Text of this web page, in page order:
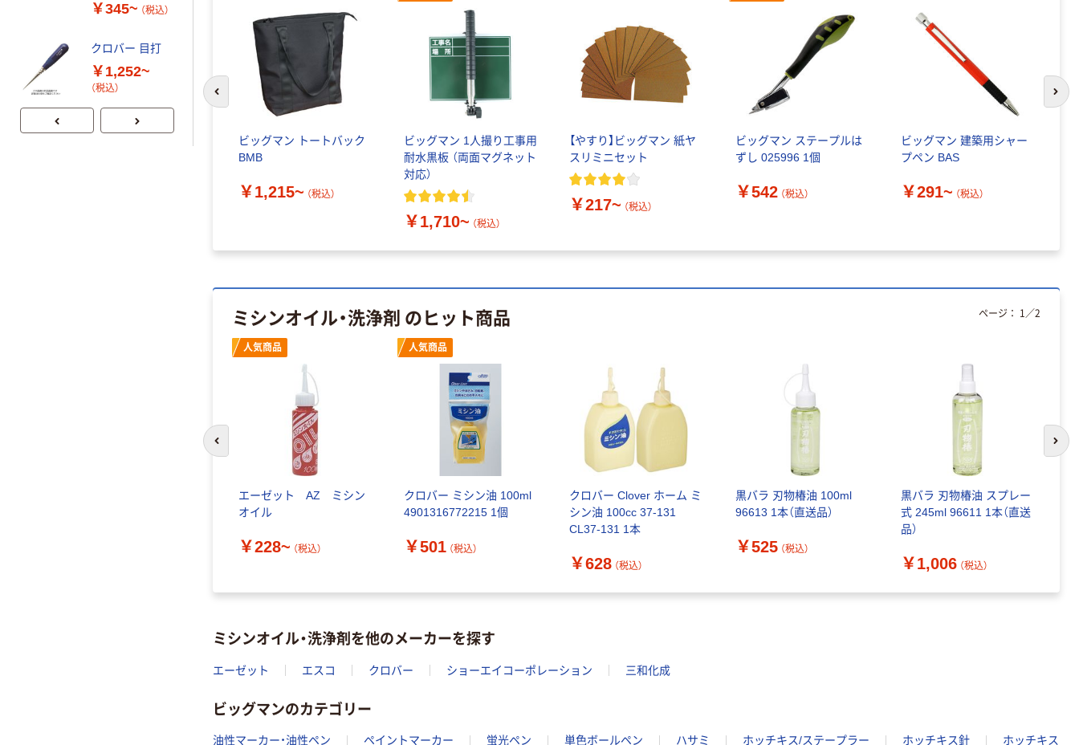
ビッグマン トートバック
BMB
￥1,215~ （税込）
ビッグマン 1人撮り工事用
耐水黒板 （両面マグネット
対応）
￥1,710~ （税込）
【やすり】ビッグマン 紙ヤ
スリミニセット
￥217~ （税込）
ビッグマン ステープルは
ずし 025996 1個
￥542 （税込）
ビッグマン 建築用シャー
プペン BAS
￥291~ （税込）
前のスライドへ 次
ミシンオイル・洗浄剤 のヒット商品
人気商品
エーゼット AZ ミシン
オイル
￥228~ （税込）
人気商品
クロバー ミシン油 100ml
4901316772215 1個
￥501 （税込）
クロバー Clover ホーム ミ
シン油 100cc 37-131
CL37-131 1本
￥628 （税込）
黒バラ 刃物椿油 100ml
96613 1本（直送品）
￥525 （税込）
黒バラ 刃物椿油 スプレー
式 245ml 96611 1本（直送
品）
￥1,006 （税込）
ページ： 1 ／2
前のスライドへ 次
ミシンオイル・洗浄剤を他のメーカーを探す
エーゼット エスコ クロバー ショーエイコーポレーション 三和化成
ビッグマンのカテゴリー
油性マーカー・油性ペン ペイントマーカー 蛍光ペン 単色ボールペン ハサミ ホッチキス/ステープラー ホッチキス針
ホッチキス
￥345~ （税込）
クロバー 目打
￥1,252~
（税込）
フジックス
FUJIX シャッペ
スパン普通地用
ミシン糸 #60
200m FK56_3
￥286~ （税込）
貝印 ミシン針
11号(普通地
用)KM3013
4901601283686
1個(5本)
￥282
カゴへ
クロバー 目打
￥1,252~
（税込）